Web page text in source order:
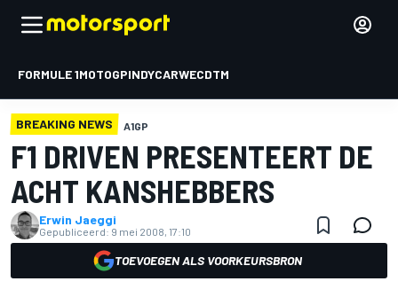
FORMULE 1MOTOGPINDYCARWECDTM
BREAKING NEWS A1GP
F1 DRIVEN PRESENTEERT DE
ACHT KANSHEBBERS
Erwin Jaeggi
Gepubliceerd: 9 mei 2008, 17:10
TOEVOEGEN ALS VOORKEURSBRON